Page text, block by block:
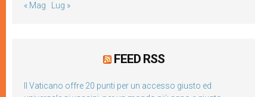
« Mag Lug »
FEED RSS
Il Vaticano offre 20 punti per un accesso giusto ed